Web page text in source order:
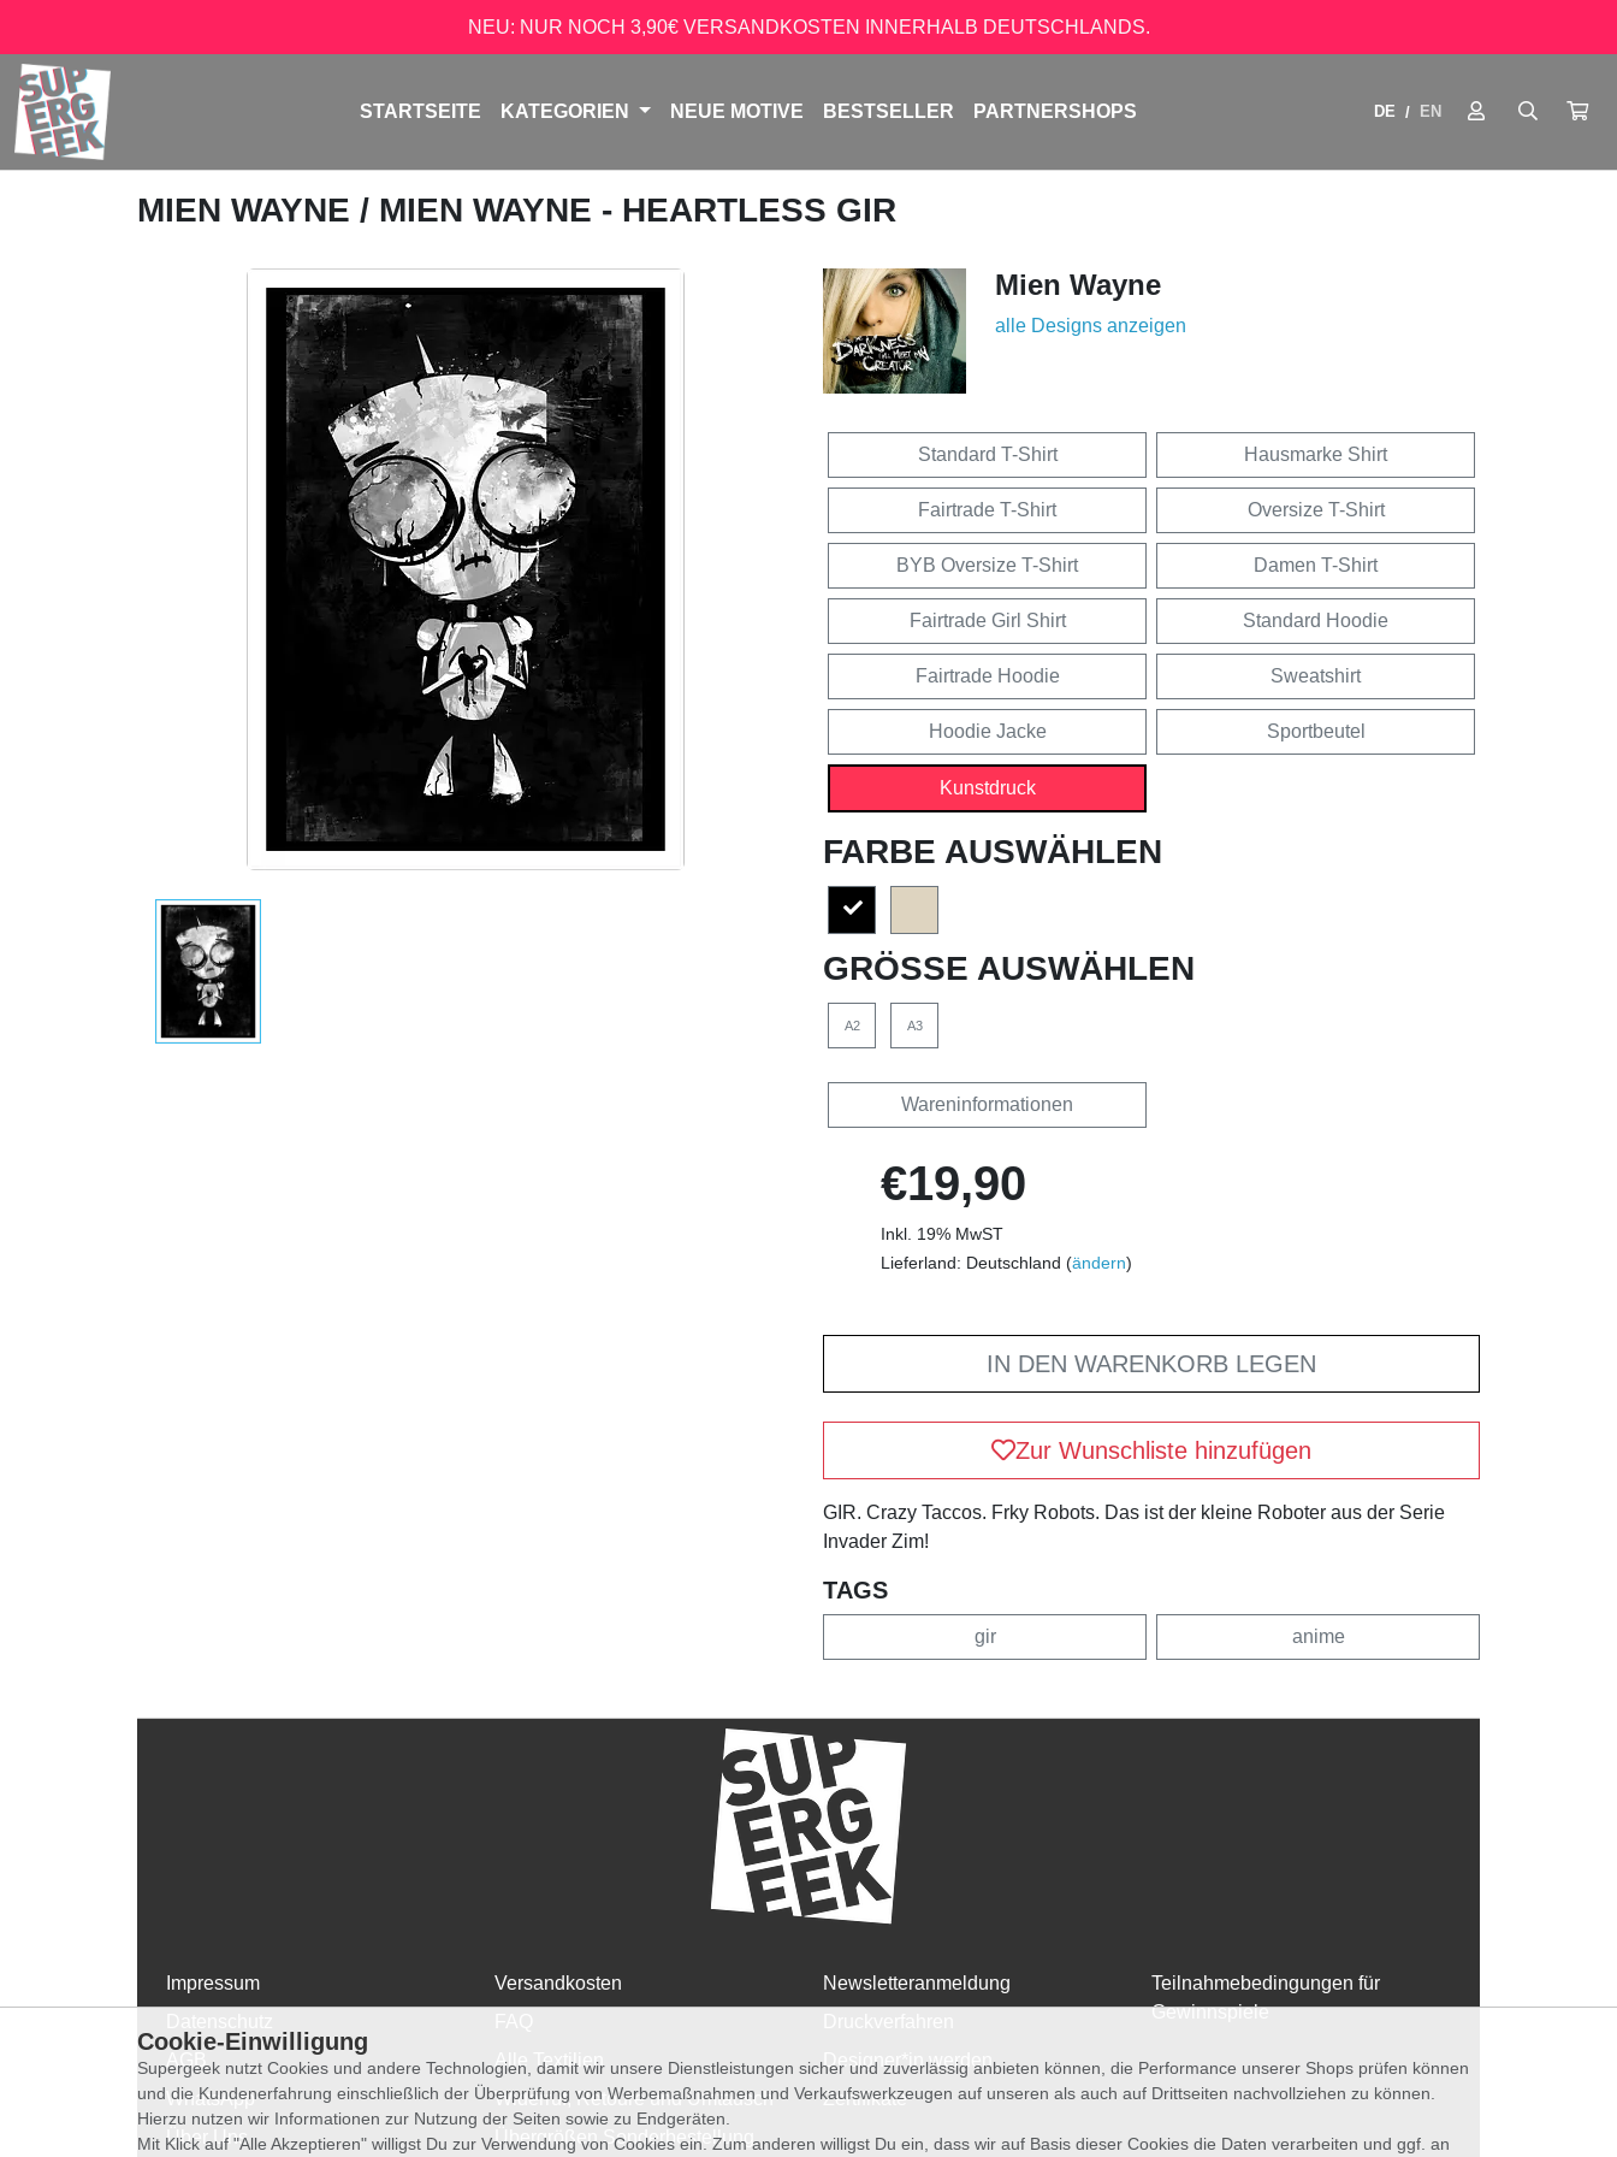
NEU: NUR NOCH 3,90€ VERSANDKOSTEN INNERHALB DEUTSCHLANDS.
STARTSEITE KATEGORIEN NEUE MOTIVE BESTSELLER PARTNERSHOPS DE / EN
MIEN WAYNE / MIEN WAYNE - HEARTLESS GIR
Mien Wayne
alle Designs anzeigen
Standard T-Shirt Hausmarke Shirt
Fairtrade T-Shirt Oversize T-Shirt
BYB Oversize T-Shirt Damen T-Shirt
Fairtrade Girl Shirt Standard Hoodie
Fairtrade Hoodie Sweatshirt
Hoodie Jacke Sportbeutel
Kunstdruck
FARBE AUSWÄHLEN
GRÖSSE AUSWÄHLEN
A2 A3
Wareninformationen
€19,90
Inkl. 19% MwST
Lieferland: Deutschland (ändern)
IN DEN WARENKORB LEGEN
Zur Wunschliste hinzufügen
GIR. Crazy Taccos. Frky Robots. Das ist der kleine Roboter aus der Serie
Invader Zim!
TAGS
gir anime
Impressum
WhatsApp
Über Uns
Versandkosten
Alle Textilien
Widerruf, Retoure und Umtausch
Übergrößen Sonderbestellung
Newsletteranmeldung
Designer*in werden
Zertifikate
Teilnahmebedingungen für
Gewinnspiele
Cookie-Einwilligung
Supergeek nutzt Cookies und andere Technologien, damit wir unsere Dienstleistungen sicher und zuverlässig anbieten können, die Performance unserer Shops prüfen können
und die Kundenerfahrung einschließlich der Überprüfung von Werbemaßnahmen und Verkaufswerkzeugen auf unseren als auch auf Drittseiten nachvollziehen zu können.
Hierzu nutzen wir Informationen zur Nutzung der Seiten sowie zu Endgeräten.
Mit Klick auf "Alle Akzeptieren" willigst Du zur Verwendung von Cookies ein. Zum anderen willigst Du ein, dass wir auf Basis dieser Cookies die Daten verarbeiten und ggf. an